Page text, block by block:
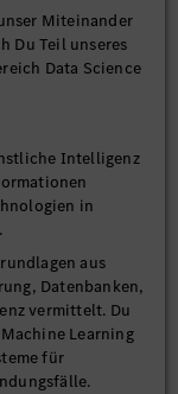
Miteinander
Du Teil unseres
Data Science
Intelligenz
in
aus
Datenbanken,
vermittelt. Du
Learning
für